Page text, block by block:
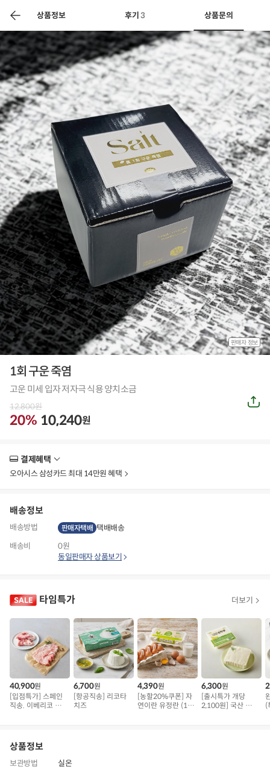
상품정보 후기 3 상품문의
공인 농축산물할인 찬들마루 주문/배송 고객센터
1회 구운 죽염
고운 미세 입자 저자극 식용 양치소금
판매자 정보
12,800원
20% 10,240원
공
유
결제혜택
보
오아시스 삼성카드 최대 14만원 혜택
배송정보
배송방법 판매자택배 택배배송
배송비
0원
동일판매자 상품보기
타임특가 더보기
40,900원
[입점특가] 스페인
직송. 이베리코 삼
6,700원
[항공직송] 리코타
치즈
4,390원
[농할20%쿠폰] 자
연이란 유정란 (10
6,300원
[출시특가 개당
2,100원] 국산 무농
(
상품정보
보관방법
실온